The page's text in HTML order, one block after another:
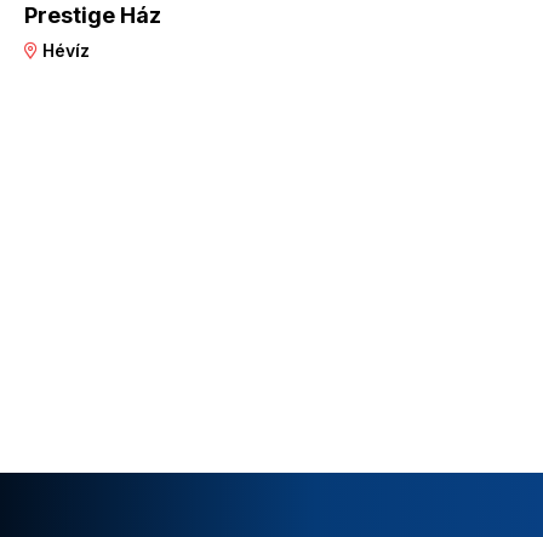
Prestige Ház
Hévíz